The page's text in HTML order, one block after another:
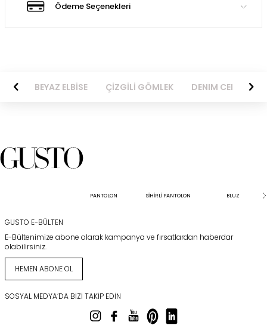
Ödeme Seçenekleri
BEYAZ ELBİSE ÇİZGİLİ GÖMLEK DENIM CEKET
PANTOLON SİHİRLİ PANTOLON BLUZ
GUSTO E-BÜLTEN
E-Bültenimize abone olarak kampanya ve fırsatlardan haberdar
olabilirsiniz.
HEMEN ABONE OL
SOSYAL MEDYA’DA BIZI TAKIP EDIN